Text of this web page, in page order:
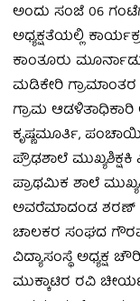
ಅಂದು ಸಂಜೆ 06
ಅಧ್ಯಕ್ಷತೆಯಲ್ಲಿ
ಕಾಂತೂರು
ಮಡಿಕೇರಿ
ಗ್ರಾಮ ಆಡಳಿತಾಧಿಕಾರಿ
ಕೃಷ್ಣಮೂರ್ತಿ,
ಪ್ರೌಢಶಾಲೆ
ಪ್ರಾಥಮಿಕ ಶಾಲೆ
ಅವರೆಮಾದಂಡ ಶರಣ್‌
ಚಾಲಕರ ಸಂಘದ
ವಿದ್ಯಾಸಂಸ್ಥೆ ಅಧ್ಯಕ್ಷ
ಮುಕ್ಕಾಟಿರ ರವಿ